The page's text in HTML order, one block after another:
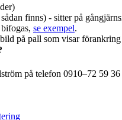
på telefon 0910–72 59
finns) - sitter på
se exempel.
på pall som visar